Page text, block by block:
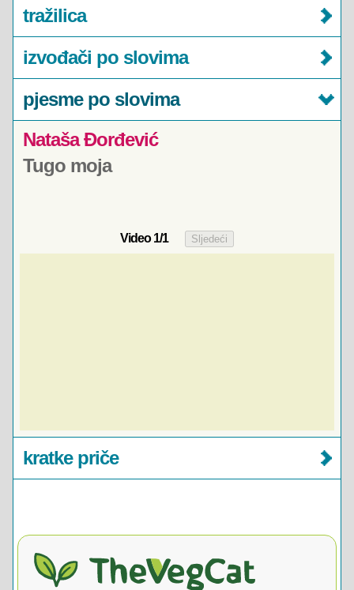
tražilica
izvođači po slovima
pjesme po slovima
Nataša Đorđević
Tugo moja
Video1/1
kratke priče